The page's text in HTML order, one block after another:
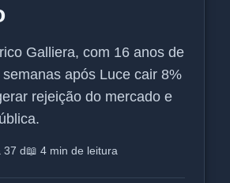
Galliera, com 16 anos de
após Luce cair 8%
rejeição do mercado e
37 d📖 4 min de leitura